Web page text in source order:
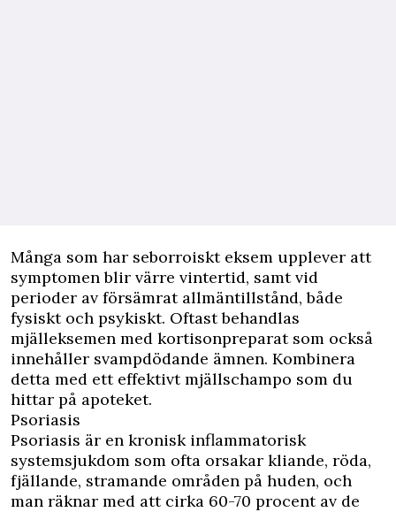
Många som har seborroiskt eksem upplever att
symptomen blir värre vintertid, samt vid
perioder av försämrat allmäntillstånd, både
fysiskt och psykiskt. Oftast behandlas
mjälleksemen med kortisonpreparat som också
innehåller svampdödande ämnen. Kombinera
detta med ett effektivt mjällschampo som du
hittar på apoteket.
Psoriasis
Psoriasis är en kronisk inflammatorisk
systemsjukdom som ofta orsakar kliande, röda,
fjällande, stramande områden på huden, och
man räknar med att cirka 60-70 procent av de